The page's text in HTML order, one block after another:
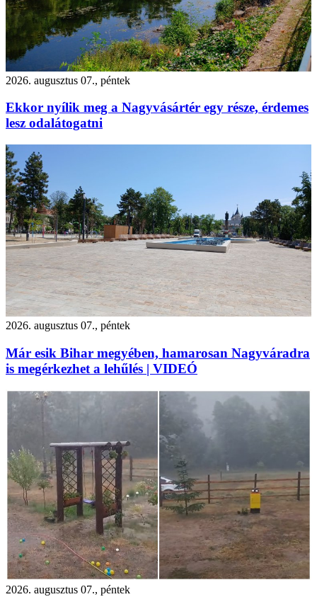
2026. augusztus 07., péntek
Ekkor nyílik meg a Nagyvásártér egy része, érdemes
lesz odalátogatni
2026. augusztus 07., péntek
Már esik Bihar megyében, hamarosan Nagyváradra
is megérkezhet a lehűlés | VIDEÓ
2026. augusztus 07., péntek